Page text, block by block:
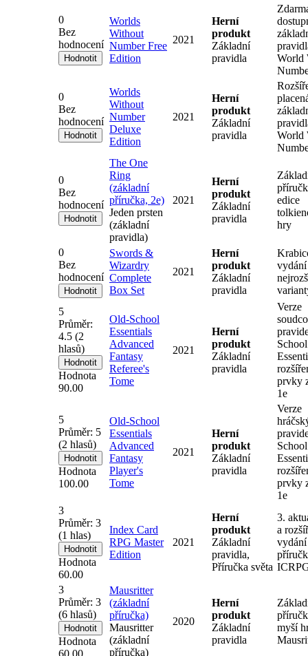
0
Bez
hodnocení
Worlds
Without
Number Free
Edition
2021
Herní
produkt
Základní
pravidla
World
0
Bez
hodnocení
Worlds
Without
Number
Deluxe
Edition
2021
Herní
produkt
Základní
pravidla
World
0
Bez
hodnocení
The One
Ring
(základní
příručka, 2e)
Jeden prsten
(základní
pravidla)
2021
Herní
produkt
Základní
pravidla
edice
hry
0
Bez
hodnocení
Swords &
Wizardry
Complete
Box Set
2021
Herní
produkt
Základní
pravidla
vydání
5
Průměr:
4.5 (2
hlasů)
Hodnota
90.00
Old-School
Essentials
Advanced
Fantasy
Referee's
Tome
2021
Herní
produkt
Základní
pravidla
Verze
School
prvky
1e
5
Průměr: 5
(2 hlasů)
Hodnota
100.00
Old-School
Essentials
Advanced
Fantasy
Player's
Tome
2021
Herní
produkt
Základní
pravidla
Verze
School
prvky
1e
3
Průměr: 3
(1 hlas)
Hodnota
60.00
Index Card
RPG Master
Edition
2021
Herní
produkt
Základní
pravidla,
Příručka světa
3.
a
3
Průměr: 3
(6 hlasů)
Hodnota
60.00
Mausritter
(základní
příručka)
Mausritter
(základní
příručka)
2020
Herní
produkt
Základní
pravidla
myší